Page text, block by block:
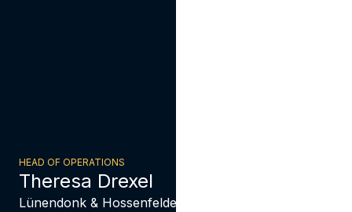
HEAD OF OPERATIONS
Theresa Drexel
Lünendonk & Hossenfelder